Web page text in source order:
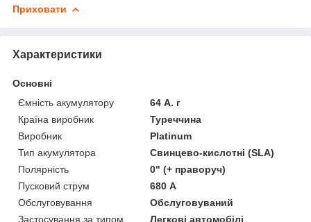
Приховати
Характеристики
Основні
Ємність акумулятору
64 А. г
Країна виробник
Туреччина
Виробник
Platinum
Тип акумулятора
Свинцево-кислотні (SLA)
Полярність
0" (+ праворуч)
Пусковий струм
680 А
Обслуговування
Обслуговуваний
Застосування за типом
Легкові автомобілі